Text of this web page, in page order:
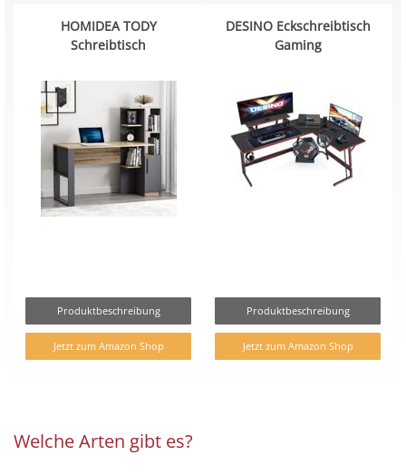
HOMIDEA TODY
Schreibtisch
Produktbeschreibung
Jetzt zum Amazon Shop
DESINO Eckschreibtisch
Gaming
Produktbeschreibung
Jetzt zum Amazon Shop
Welche Arten gibt es?